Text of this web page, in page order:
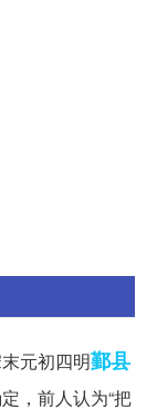
元初四明鄞县
，前人认为“把